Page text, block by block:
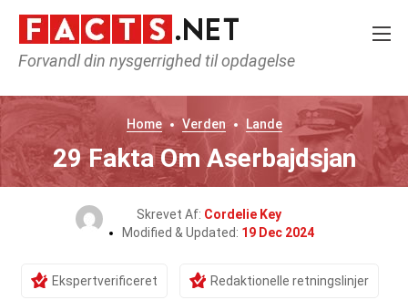
Forvandl din nysgerrighed til opdagelse
Home Verden Lande
29 Fakta Om Aserbajdsjan
Skrevet Af: Cordelie Key
Modified & Updated: 19 Dec 2024
Ekspertverificeret Redaktionelle retningslinjer